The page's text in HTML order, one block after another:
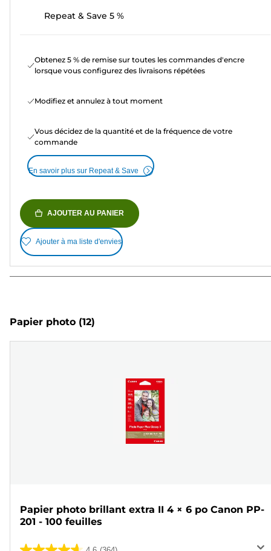
Repeat & Save 5 %
Obtenez 5 % de remise sur toutes les commandes d'encre
lorsque vous configurez des livraisons répétées
Modifiez et annulez à tout moment
Vous décidez de la quantité et de la fréquence de votre
commande
En savoir plus sur Repeat & Save
AJOUTER AU PANIER
Ajouter à ma liste d'envies
Papier photo (12)
Papier photo brillant extra II 4 × 6 po Canon PP-
201 - 100 feuilles